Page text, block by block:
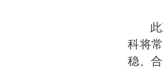
科将
稳、